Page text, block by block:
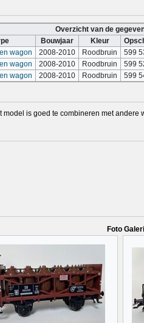
Overzicht van de
Bouwjaar Kleur
wagon 2008-2010 Roodbruin 599
wagon 2008-2010 Roodbruin 599
wagon 2008-2010 Roodbruin 599
is goed te combineren met andere
Foto